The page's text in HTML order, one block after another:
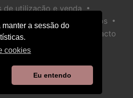
a sessão do
cookies
Eu entendo
de utilização e venda •
Política de Biscoitos •
Infantil Ajuda / Contacto